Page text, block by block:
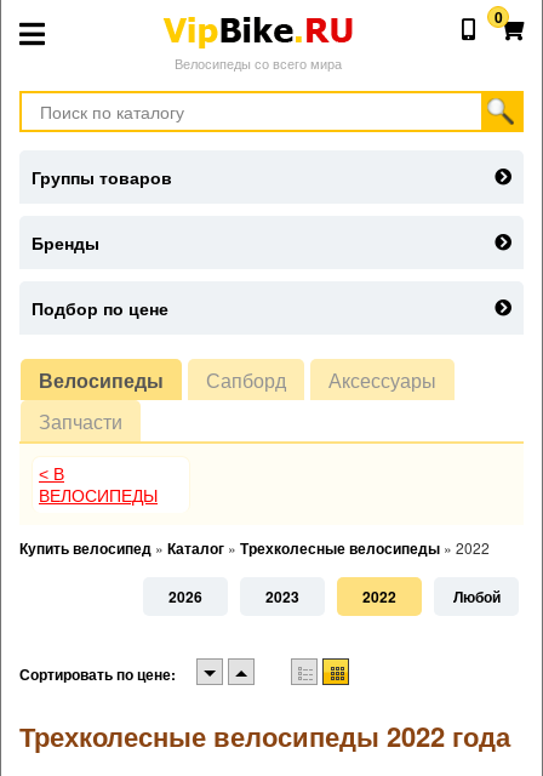
Велосипеды со всего мира
0
Велосипеды Сапборд
Аксессуары
Запчасти
< В
ВЕЛОСИПЕДЫ
Купить велосипед » Каталог » Трехколесные велосипеды » 2022
2026 2023 2022 Любой
Сортировать по цене:
Трехколесные велосипеды 2022 года
Группы товаров
Бренды
Подбор по цене